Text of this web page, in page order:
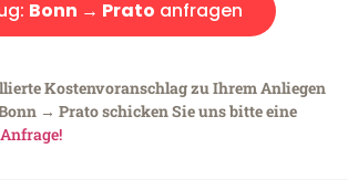
Bonn → Prato anfragen
Kostenvoranschlag zu Ihrem Anliegen
→ Prato schicken Sie uns bitte eine